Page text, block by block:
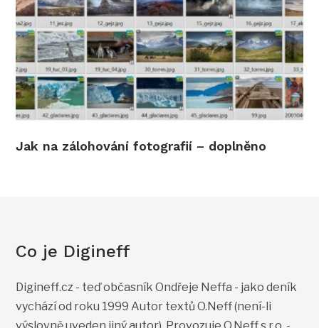
Jak na zálohování fotografií – doplněno
Co je Digineff
Digineff.cz - teď občasník Ondřeje Neffa - jako deník
vychází od roku 1999 Autor textů O.Neff (není-li